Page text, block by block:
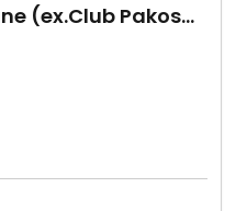
Pine Beach Pakostane (ex.Club Pakostane)